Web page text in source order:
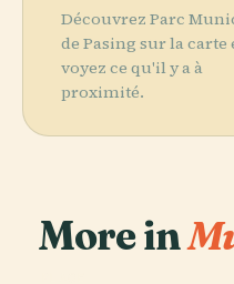
Découvrez Parc
de Pasing sur la carte
voyez ce qu'il y a à
proximité.
More in